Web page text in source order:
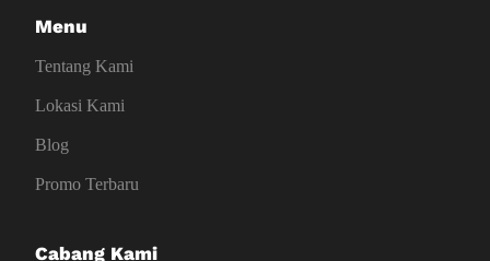
Menu
Tentang Kami
Lokasi Kami
Blog
Promo Terbaru
Cabang Kami